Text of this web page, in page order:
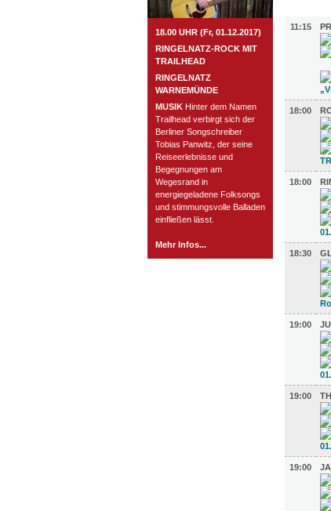
18.00 UHR (Fr, 01.12.2017)
RINGELNATZ-ROCK MIT
TRAILHEAD
RINGELNATZ
WARNEMÜNDE
MUSIK Hinter dem Namen
Trailhead verbirgt sich der
Berliner Songschreiber
Tobias Panwitz, der seine
Reiseerlebnisse und
Begegnungen am
Wegesrand in
energiegeladene Folksongs
und stimmungsvolle Balladen
einfließen lässt.
Mehr Infos...
11:15
18:00
18:00
18:30
19:00
19:00
19:00